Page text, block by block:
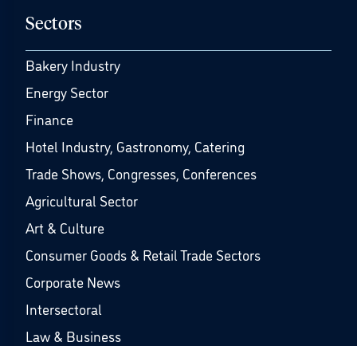
Sectors
Bakery Industry
Energy Sector
Finance
Hotel Industry, Gastronomy, Catering
Trade Shows, Congresses, Conferences
Agricultural Sector
Art & Culture
Consumer Goods & Retail Trade Sectors
Corporate News
Intersectoral
Law & Business